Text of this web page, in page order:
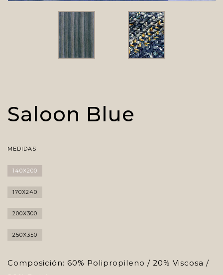
Saloon Blue
MEDIDAS
140X200
170X240
200X300
250X350
Composición: 60% Polipropileno / 20% Viscosa /